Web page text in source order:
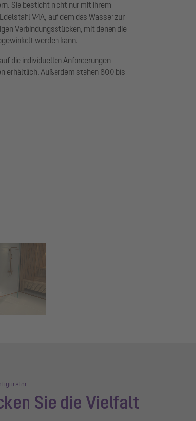
Sie besticht nicht nur mit ihrem
V4A, auf dem das Wasser zur
Verbindungsstücken, mit denen die
werden kann.
die individuellen Anforderungen
erhältlich. Außerdem stehen 800 bis
for: